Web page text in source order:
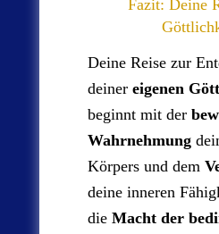
Fazit: Deine
Deine Reise zur
deiner eigenen
beginnt mit der
Wahrnehmung
Körpers und dem
deine inneren
die Macht der